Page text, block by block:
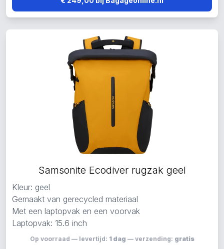
Samsonite Ecodiver rugzak geel
Kleur: geel
Gemaakt van gerecycled materiaal
Met een laptopvak en een voorvak
Laptopvak: 15.6 inch
Op voorraad — levertijd: 1 dag — verzending: gratis